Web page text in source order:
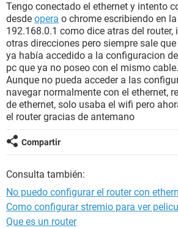
Tengo conectado el ethernet y intento
desde opera o chrome escribiendo en
192.168.0.1 como dice atras del router,
otras direcciones pero siempre sale
ya había accedido a la configuracion
pc que ya no poseo con el mismo cable.
Aunque no pueda acceder a las
navegar normalmente con el ethernet,
de ethernet, solo usaba el wifi pero
el router gracias de antemano
Compartir
Consulta también:
No puedo configurar el router con
Como configurar stremio para ver
Que es un router